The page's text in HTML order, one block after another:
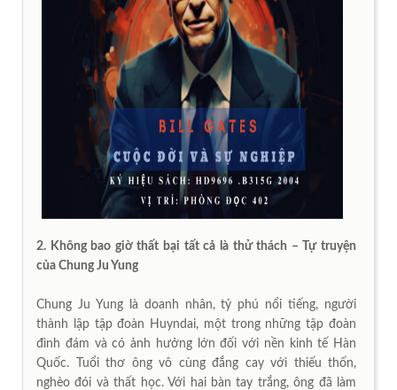
2. Không bao giờ thất bại tất cả là thử thách – Tự truyện
của Chung Ju Yung
Chung Ju Yung là doanh nhân, tỷ phú nổi tiếng, người
thành lập tập đoàn Huyndai, một trong những tập đoàn
đình đám và có ảnh hưởng lớn đối với nền kinh tế Hàn
Quốc. Tuổi thơ ông vô cùng đắng cay với thiếu thốn,
nghèo đói và thất học. Với hai bàn tay trắng, ông đã làm